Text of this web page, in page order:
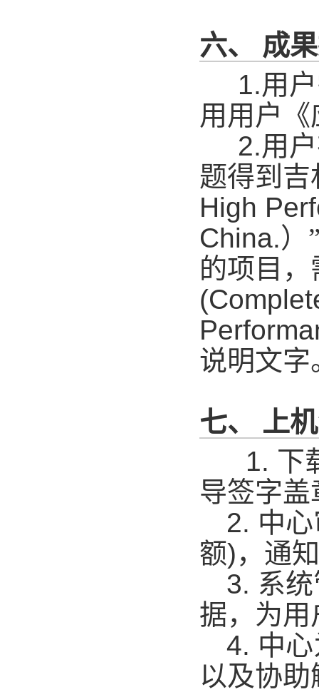
六、 成
1.用
用用户
2.用
题得到
High
China.）
的项目，
说明文
七、 上
1. 下
导签字
2. 中
额)，通
3. 系
据，为
4. 中
以及协